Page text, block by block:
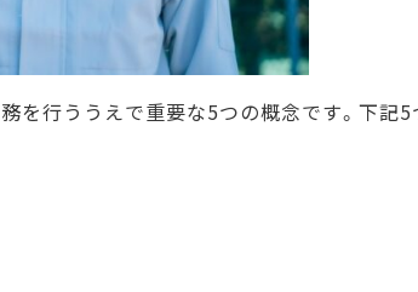
を行ううえで重要な5つの概念です。下記